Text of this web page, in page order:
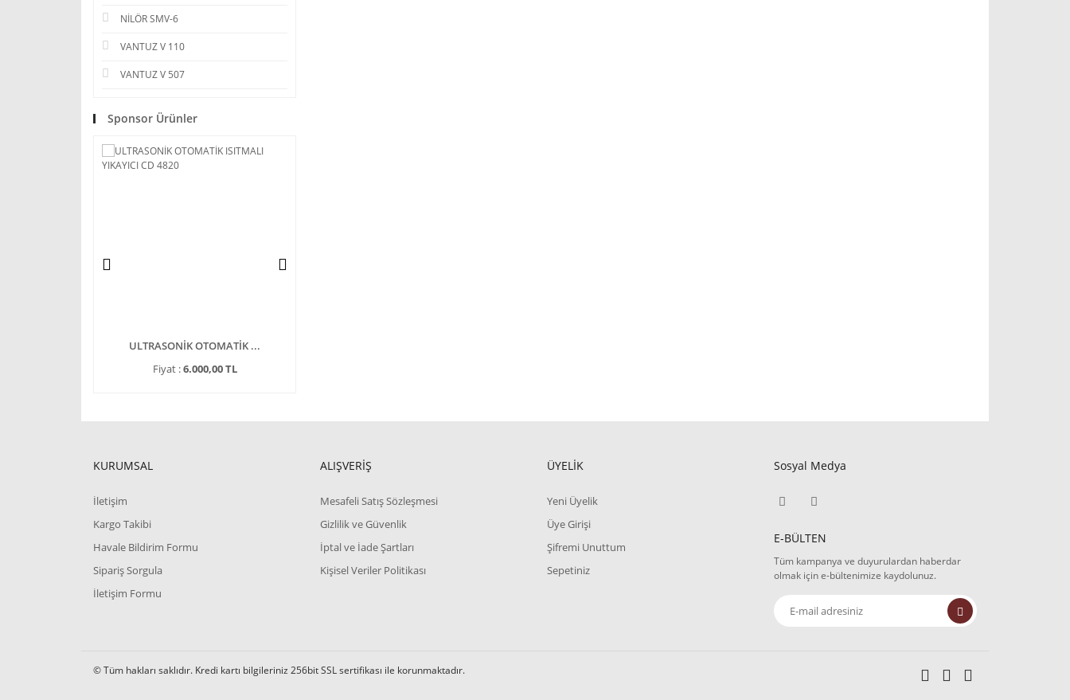
NİLÖR SMV-6
VANTUZ V 110
VANTUZ V 507
Sponsor Ürünler
ULTRASONİK OTOMATİK ...
Fiyat :6.000,00 TL
KURUMSAL
İletişim
Kargo Takibi
Havale Bildirim Formu
Sipariş Sorgula
İletişim Formu
ALIŞVERİŞ
Mesafeli Satış Sözleşmesi
Gizlilik ve Güvenlik
İptal ve İade Şartları
Kişisel Veriler Politikası
ÜYELİK
Yeni Üyelik
Üye Girişi
Şifremi Unuttum
Sepetiniz
Sosyal Medya
E-BÜLTEN
Tüm kampanya ve duyurulardan haberdar
olmak için e-bültenimize kaydolunuz.
© Tüm hakları saklıdır. Kredi kartı bilgileriniz 256bit SSL sertifikası ile korunmaktadır.